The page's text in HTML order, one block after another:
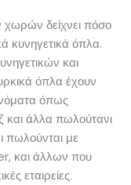
χωρών δείχνει πόσο
κυνηγετικά όπλα.
και
όπλα έχουν
όπως
άλλα πωλούτανι
πωλούνται με
και άλλων που
εταιρείες.